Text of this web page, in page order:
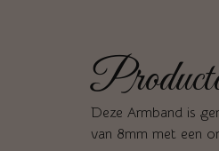
Deze Armband is
van 8mm met een